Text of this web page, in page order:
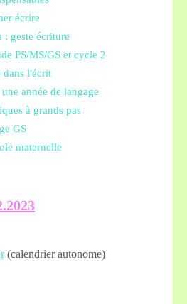
écrire
: geste écriture
PS/MS/GS et cycle 2
dans l'écrit
année de langage
à grands pas
GS
maternelle
(calendrier autonome)